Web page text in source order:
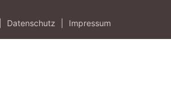
Datenschutz Impressum